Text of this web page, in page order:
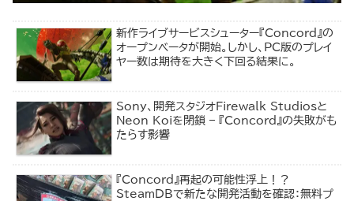
新作ライブサービスシューター『Concord』の
オープンベータが開始。しかし、PC版のプレイ
ヤー数は期待を大きく下回る結果に。
Sony、開発スタジオFirewalk Studiosと
Neon Koiを閉鎖 – 『Concord』の失敗がも
たらす影響
『Concord』再起の可能性浮上！？
SteamDBで新たな開発活動を確認：無料プ